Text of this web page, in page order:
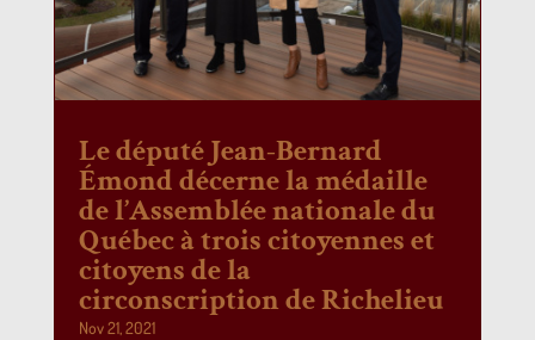
Le député Jean-Bernard
Émond décerne la médaille
de l’Assemblée nationale du
Québec à trois citoyennes et
citoyens de la
circonscription de Richelieu
Nov 21, 2021